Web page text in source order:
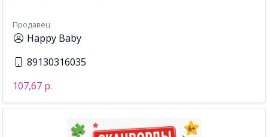
форме на 32-х страницах, а также конкурсы с ценными и
полезными призами.
Продавец
Happy Baby
89130316035
107,67 р.